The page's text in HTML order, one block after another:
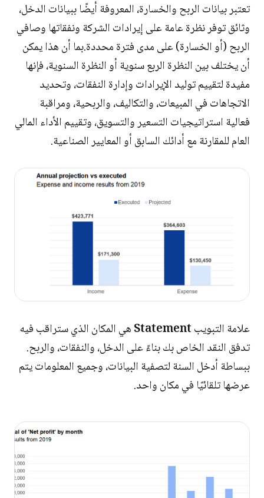
تعتبر بيانات الربح والخسارة، المعروفة أيضًا ببيانات الدخل،
وثائق توفر نظرة عامة على إيرادات الشركة ونفقاتها وصافي
الربح (أو الخسارة) على مدى فترة محددة.بما أن هذا يمكن
أن يختلف بين النظرة الربع سنوية أو النظرة السنوية، فإنها
مفيدة لتقييم توليد الإيرادات وإدارة النفقات، وتحديد
الاتجاهات في المبيعات، والتكاليف، والربحية، ومراقبة
فعالية استراتيجيات التسعير والتسويق، وتقييم الأداء المالي
العام للمقارنة مع أدائك السابق أو المعايير الصناعية.
علامة التبويبStatementهي المكان الذي ستراقب فيه
تدفق النقد الخاص بك بناءً على الدخل، والنفقات، والربح.
ببساطة أدخل السنة لتصفية البيانات، وجميع المعلومات يتم
عرضها تلقائيًا في مكان واحد.